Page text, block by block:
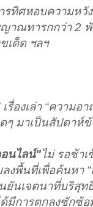
ทิศหอบความหวัง
าณทารกกว่า 2
เด็ด ฯลฯ
รื่องเล่า “ความอ
ๆ มาเป็นสัปดา
นไลน์"ไม่ รอช้า
งพื้นที่เพื่อค้นหา “
ยันเจตนาที่บริสุ
มีการตกลงซักซ้อ